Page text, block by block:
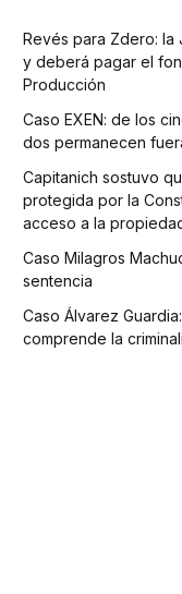
Revés para Zdero:
y deberá pagar el
Producción
Caso EXEN: de los
dos permanecen
Capitanich sostuvo
protegida por la
acceso a la
Caso Milagros
sentencia
Caso Álvarez
comprende la